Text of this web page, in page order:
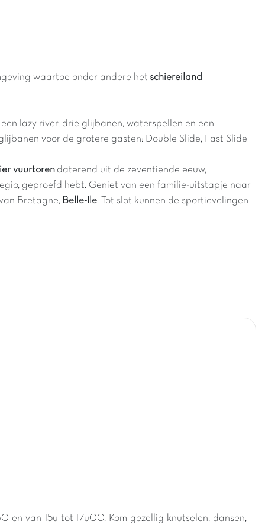
waartoe onder andere het schiereiland
lazy river, drie glijbanen, waterspellen en een
voor de grotere gasten: Double Slide, Fast Slide
vuurtoren daterend uit de zeventiende eeuw,
geproefd hebt. Geniet van een familie-uitstapje naar
Bretagne, Belle-Ile. Tot slot kunnen de sportievelingen
van 15u tot 17u00. Kom gezellig knutselen, dansen,